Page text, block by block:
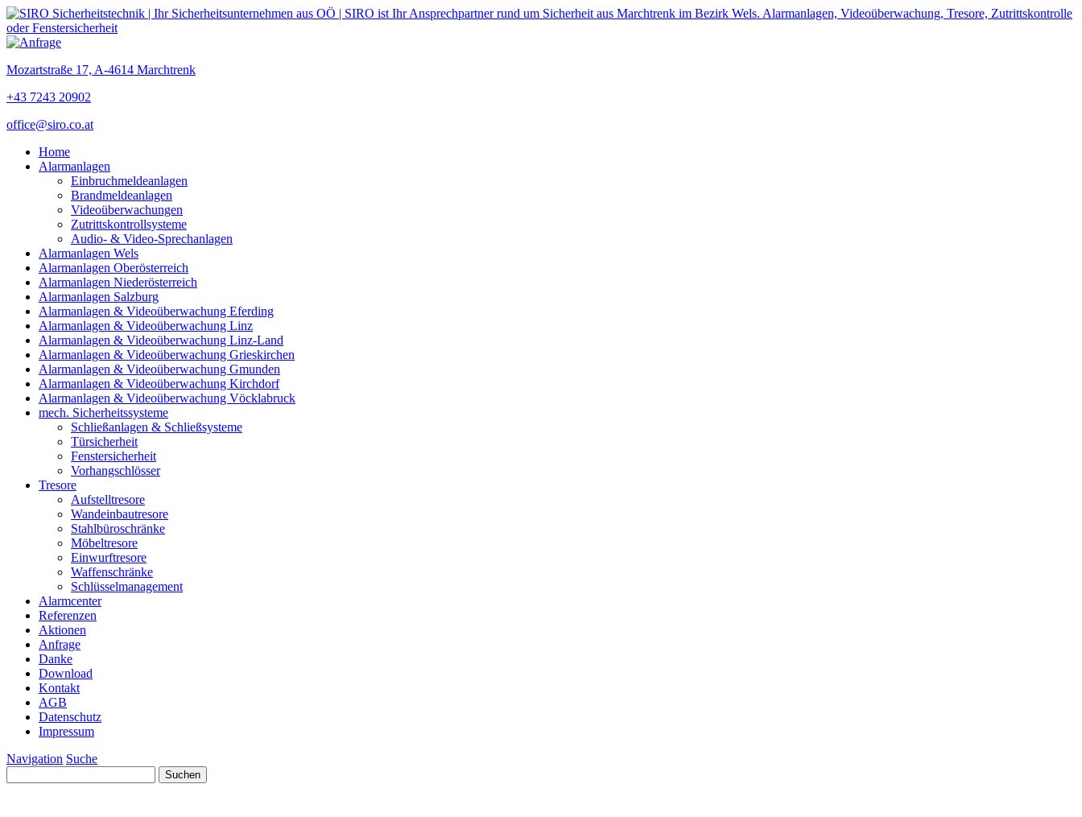
Mozartstraße 17, A-4614 Marchtrenk
+43 7243 20902
office@siro.co.at
Home
Alarmanlagen
Einbruchmeldeanlagen
Brandmeldeanlagen
Videoüberwachungen
Zutrittskontrollsysteme
Audio- & Video-Sprechanlagen
Alarmanlagen Wels
Alarmanlagen Oberösterreich
Alarmanlagen Niederösterreich
Alarmanlagen Salzburg
Alarmanlagen & Videoüberwachung Eferding
Alarmanlagen & Videoüberwachung Linz
Alarmanlagen & Videoüberwachung Linz-Land
Alarmanlagen & Videoüberwachung Grieskirchen
Alarmanlagen & Videoüberwachung Gmunden
Alarmanlagen & Videoüberwachung Kirchdorf
Alarmanlagen & Videoüberwachung Vöcklabruck
mech. Sicherheitssysteme
Schließanlagen & Schließsysteme
Türsicherheit
Fenstersicherheit
Vorhangschlösser
Tresore
Aufstelltresore
Wandeinbautresore
Stahlbüroschränke
Möbeltresore
Einwurftresore
Waffenschränke
Schlüsselmanagement
Alarmcenter
Referenzen
Aktionen
Anfrage
Danke
Download
Kontakt
AGB
Datenschutz
Impressum
Navigation Suche
nach: